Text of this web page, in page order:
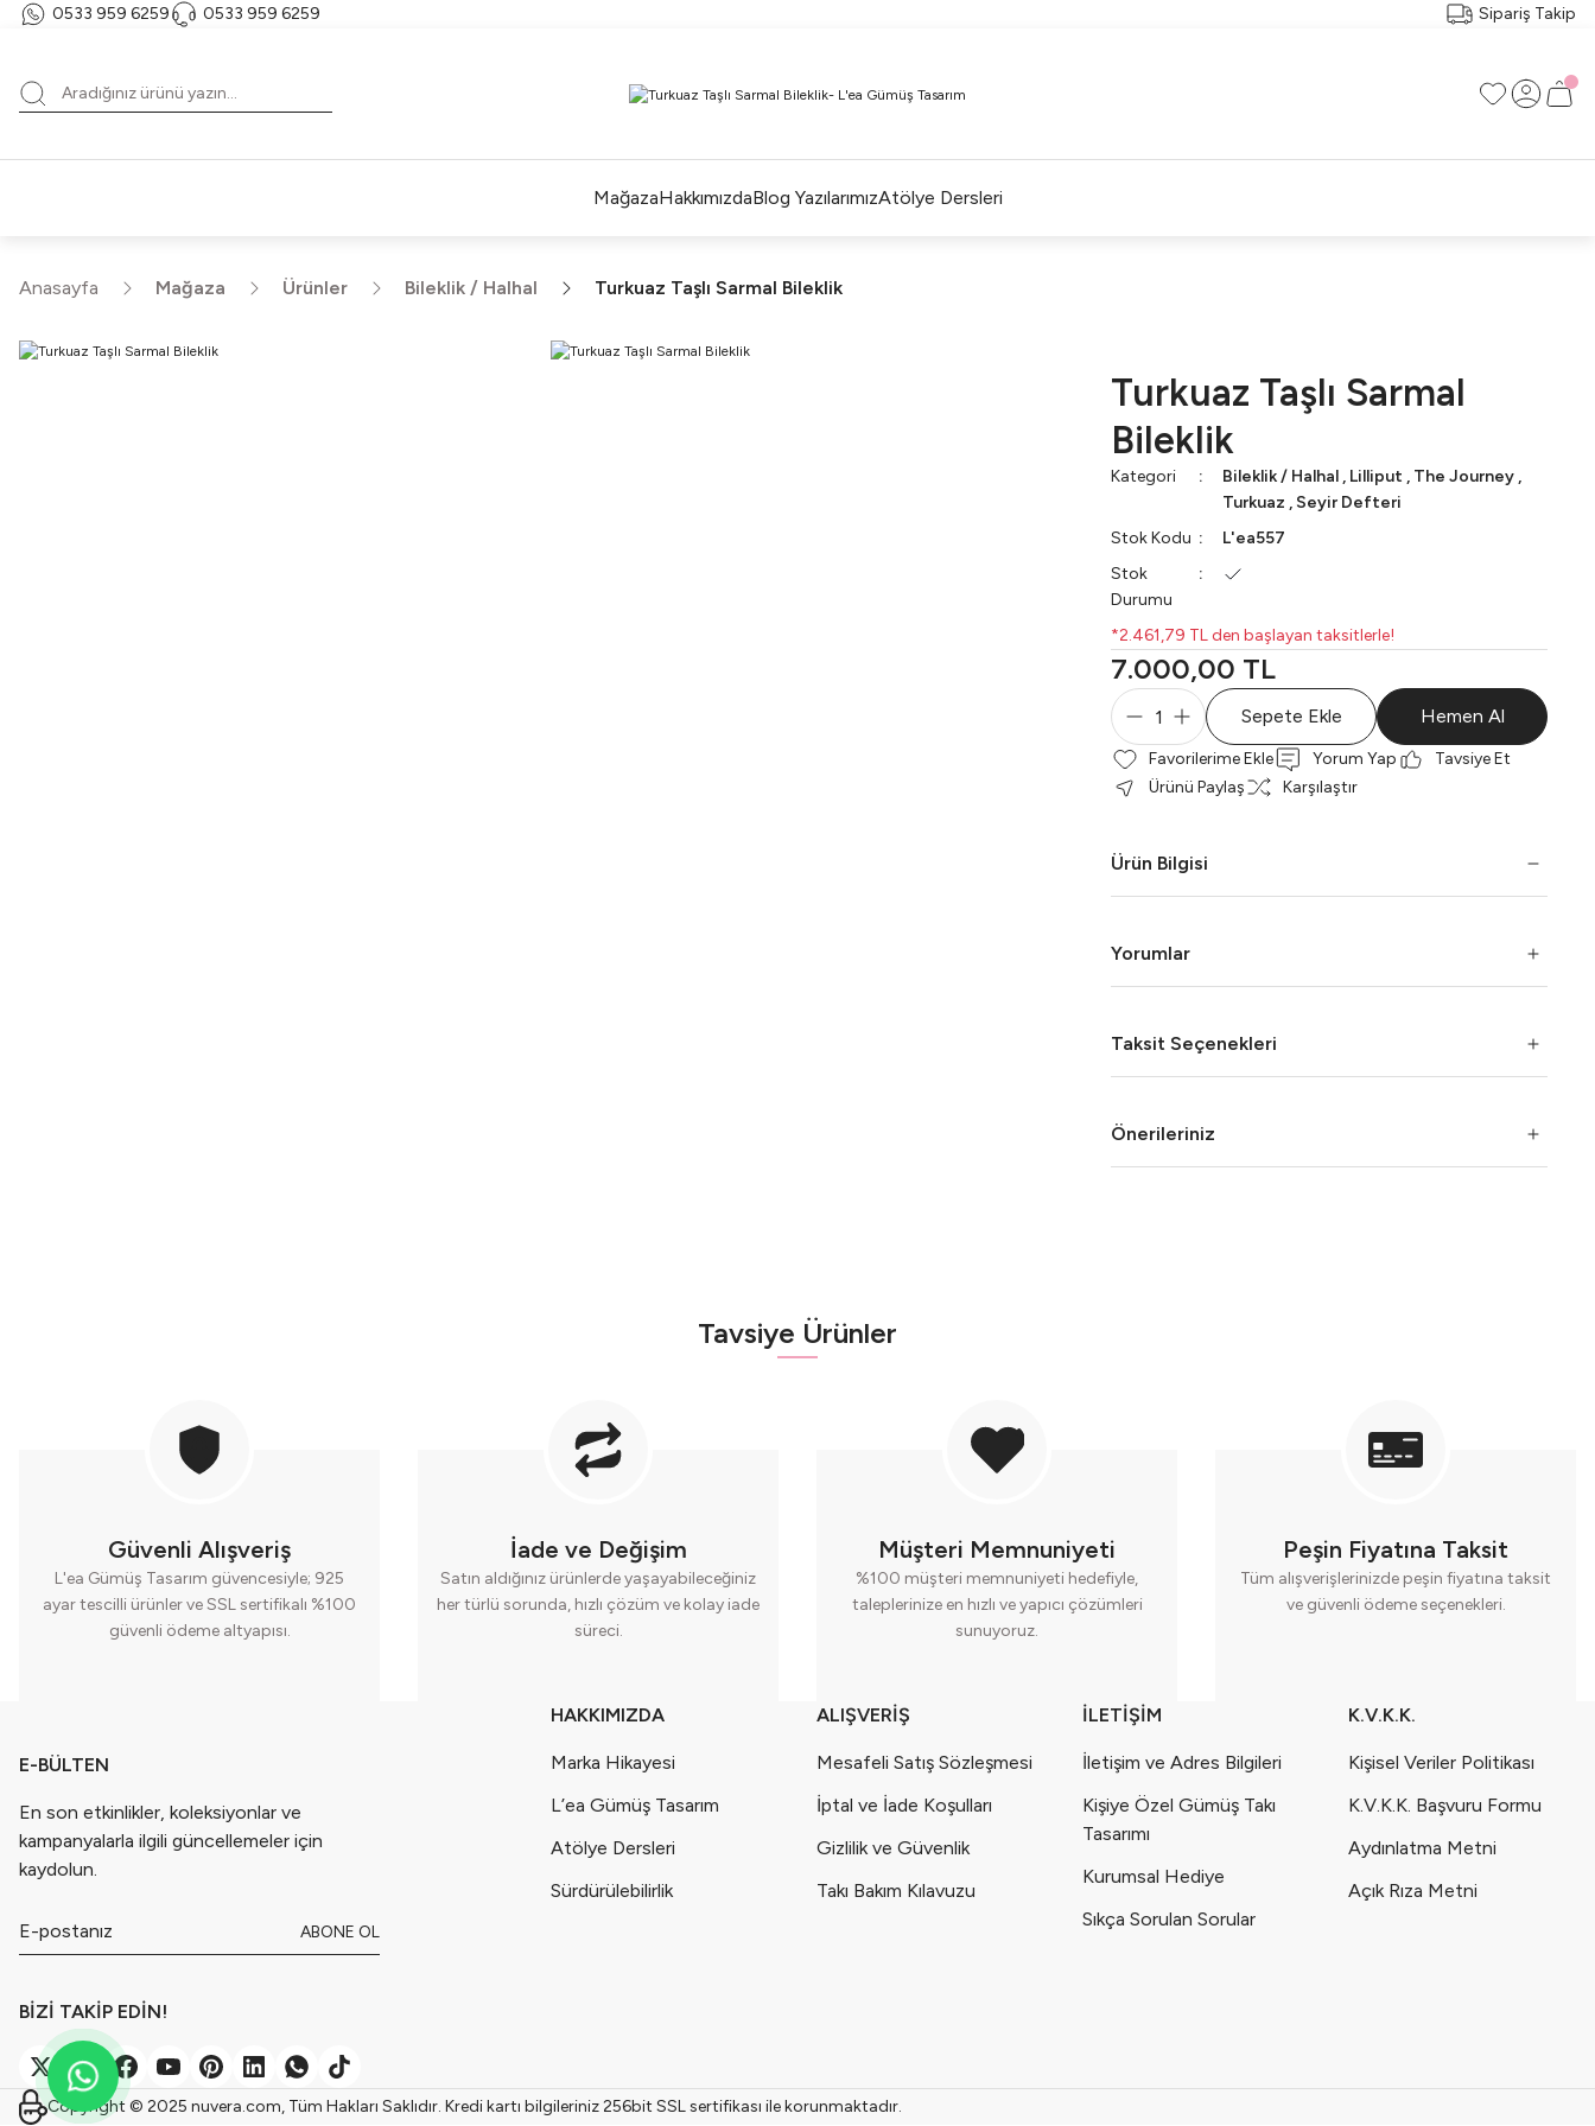
0533 959 6259 0533 959 6259
HER BİR L'EA ÖMÜR BOYU SAKLAYACAĞINIZ ANLAMLI BİR PARÇA
Sipariş Takip
MağazaHakkımızdaBlog YazılarımızAtölye Dersleri
Anasayfa Mağaza Ürünler Bileklik / Halhal Turkuaz Taşlı Sarmal Bileklik
Turkuaz Taşlı Sarmal
Bileklik
Kategori Bileklik / Halhal , Lilliput , The Journey ,
Turkuaz , Seyir Defteri
Stok Kodu
L'ea557
Stok
Durumu
*2.461,79 TL den başlayan taksitlerle!
7.000,00 TL
Sepete Ekle Hemen Al
Yorum Yap
Tavsiye Et
Ürünü Paylaş
Karşılaştır
Ürün Bilgisi
Yorumlar
Taksit Seçenekleri
Önerileriniz
Tavsiye Ürünler
Mavi Turkuaz Taşlı Küpe
Güvenli Alışveriş
L'ea Gümüş Tasarım güvencesiyle; 925
ayar tescilli ürünler ve SSL sertifikalı %100
güvenli ödeme altyapısı.
İade ve Değişim
Satın aldığınız ürünlerde yaşayabileceğiniz
her türlü sorunda, hızlı çözüm ve kolay iade
süreci.
Müşteri Memnuniyeti
%100 müşteri memnuniyeti hedefiyle,
taleplerinize en hızlı ve yapıcı çözümleri
sunuyoruz.
Peşin Fiyatına Taksit
Tüm alışverişlerinizde peşin fiyatına taksit
ve güvenli ödeme seçenekleri.
E-BÜLTEN
En son etkinlikler, koleksiyonlar ve
kampanyalarla ilgili güncellemeler için
kaydolun.
ABONE OL
BİZİ TAKİP EDİN!
HAKKIMIZDA
Marka Hikayesi
L’ea Gümüş Tasarım
Atölye Dersleri
Sürdürülebilirlik
ALIŞVERİŞ
Mesafeli Satış Sözleşmesi
İptal ve İade Koşulları
Gizlilik ve Güvenlik
Takı Bakım Kılavuzu
İLETİŞİM
İletişim ve Adres Bilgileri
Kişiye Özel Gümüş Takı
Tasarımı
Kurumsal Hediye
Sıkça Sorulan Sorular
K.V.K.K.
Kişisel Veriler Politikası
K.V.K.K. Başvuru Formu
Aydınlatma Metni
Açık Rıza Metni
Copyright © 2025 nuvera.com, Tüm Hakları Saklıdır. Kredi kartı bilgileriniz 256bit SSL sertifikası ile korunmaktadır.